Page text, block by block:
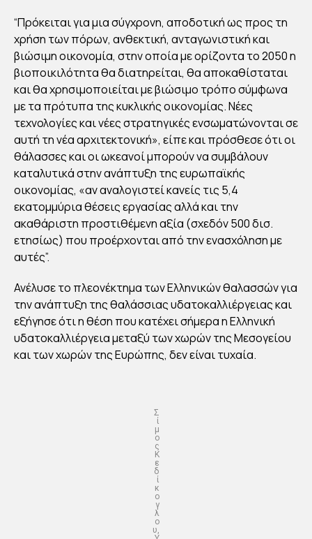
“Πρόκειται για μια σύγχρονη, αποδοτική ως προς τη
χρήση των πόρων, ανθεκτική, ανταγωνιστική και
βιώσιμη οικονομία, στην οποία με ορίζοντα το 2050 η
βιοποικιλότητα θα διατηρείται, θα αποκαθίσταται
και θα χρησιμοποιείται με βιώσιμο τρόπο σύμφωνα
με τα πρότυπα της κυκλικής οικονομίας. Νέες
τεχνολογίες και νέες στρατηγικές ενσωματώνονται σε
αυτή τη νέα αρχιτεκτονική», είπε και πρόσθεσε ότι οι
θάλασσες και οι ωκεανοί μπορούν να συμβάλουν
καταλυτικά στην ανάπτυξη της ευρωπαϊκής
οικονομίας, «αν αναλογιστεί κανείς τις 5,4
εκατομμύρια θέσεις εργασίας αλλά και την
ακαθάριστη προστιθέμενη αξία (σχεδόν 500 δισ.
ετησίως) που προέρχονται από την ενασχόληση με
αυτές”.
Ανέλυσε το πλεονέκτημα των Ελληνικών θαλασσών για
την ανάπτυξη της θαλάσσιας υδατοκαλλιέργειας και
εξήγησε ότι η θέση που κατέχει σήμερα η Ελληνική
υδατοκαλλιέργεια μεταξύ των χωρών της Μεσογείου
και των χωρών της Ευρώπης, δεν είναι τυχαία.
Σ
ί
μ
ο
ς
Κ
ε
δ
ί
κ
ο
γ
λ
ο
υ,